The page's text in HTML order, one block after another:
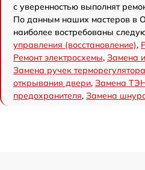
с уверенностью выполнят
По данным наших мастеров в
наиболее востребованы
управления (восстановление),
Ремонт электросхемы, Замена
Замена ручек терморегулятора
открывания двери, Замена
предохранителя, Замена